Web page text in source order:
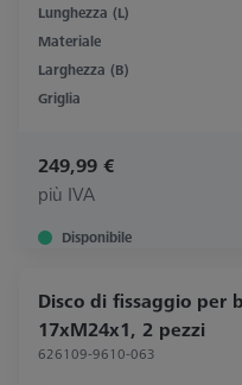
Lunghezza (L)
Materiale
Larghezza (B)
Griglia
249,99 €
più IVA
Disponibile
Disco di fissaggio per
17xM24x1, 2 pezzi
626109-9610-063